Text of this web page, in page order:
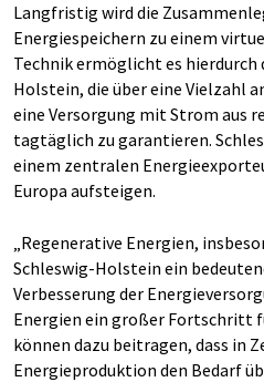
Langfristig wird die
Energiespeichern zu einem
Technik ermöglicht es hierdurch
Holstein, die über eine Vielzahl
eine Versorgung mit Strom aus
tagtäglich zu garantieren.
einem zentralen
Europa aufsteigen.
„Regenerative Energien,
Schleswig-Holstein ein
Verbesserung der
Energien ein großer Fortschritt
können dazu beitragen, dass in
Energieproduktion den Bedarf